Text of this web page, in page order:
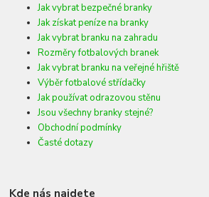
Jak vybrat bezpečné branky
Jak získat peníze na branky
Jak vybrat branku na zahradu
Rozměry fotbalových branek
Jak vybrat branku na veřejné hřiště
Výběr fotbalové střídačky
Jak používat odrazovou stěnu
Jsou všechny branky stejné?
Obchodní podmínky
Časté dotazy
Kde nás najdete